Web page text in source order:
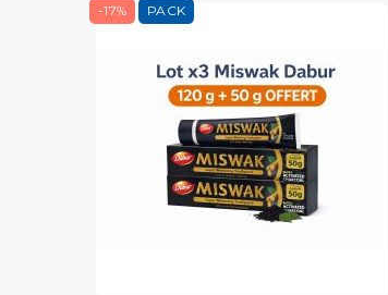
-17% PACK